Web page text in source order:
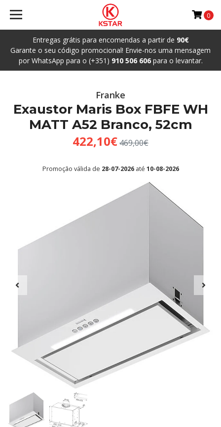
Entregas grátis para encomendas a partir de 90€
Garante o seu código promocional! Envie-nos uma mensagem
por WhatsApp para o (+351) 910 506 606para o levantar.
0
Franke
Exaustor Maris Box FBFE WH
MATT A52 Branco, 52cm
422,10€469,00€
Promoção válida de 28-07-2026até 10-08-2026